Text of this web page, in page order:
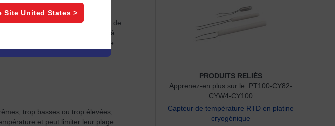
donc pas aux mesures de
telles que la thermométrie à
plus importants pour être
trop basses ou trop élevées,
et peut limiter leur plage
PRODUITS RELIÉS
Apprenez-en plus sur le PT100-CY82-
CYW4-CY100
Capteur de température RTD en platine
cryogénique
SiteUnited States >